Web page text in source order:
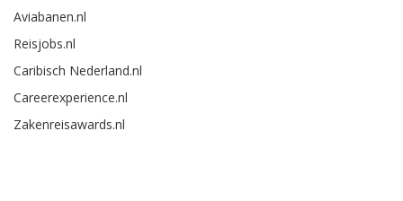
Aviabanen.nl
Reisjobs.nl
Caribisch Nederland.nl
Careerexperience.nl
Zakenreisawards.nl